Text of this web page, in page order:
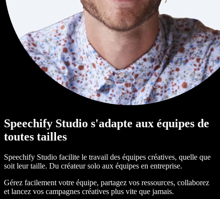
Speechify Studio s'adapte aux équipes de
toutes tailles
Speechify Studio facilite le travail des équipes créatives, quelle que
soit leur taille. Du créateur solo aux équipes en entreprise.
Gérez facilement votre équipe, partagez vos ressources, collaborez
et lancez vos campagnes créatives plus vite que jamais.